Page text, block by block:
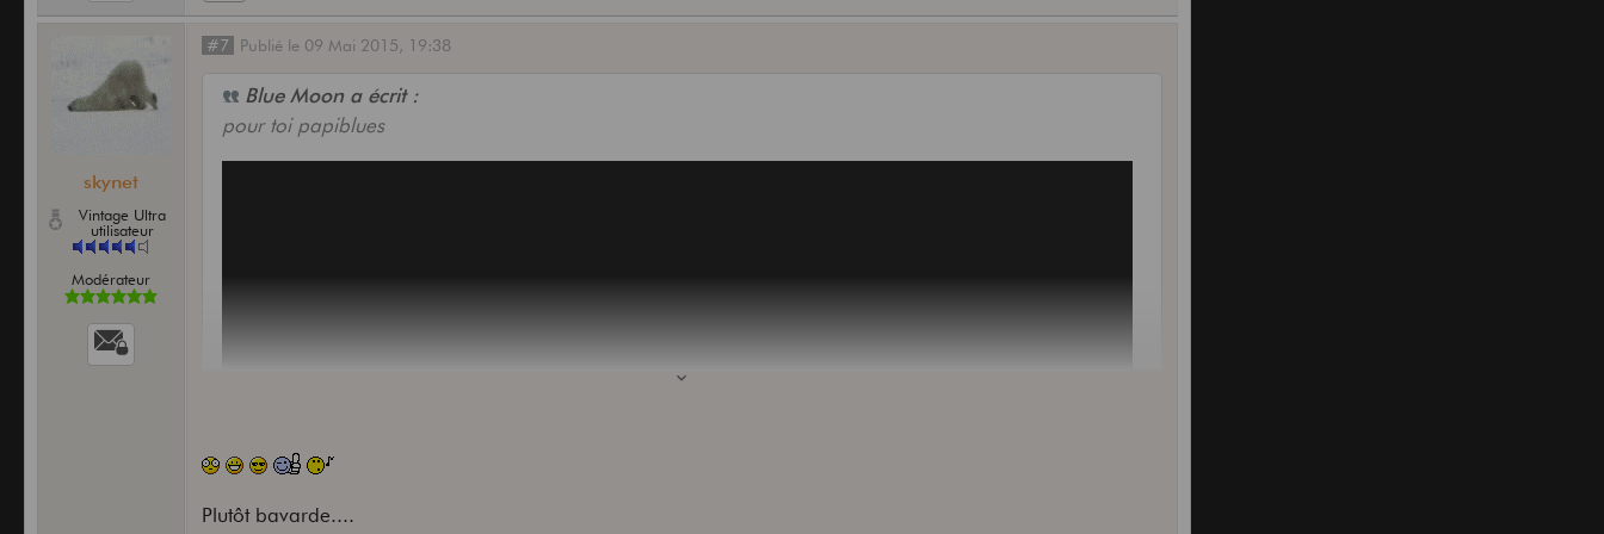
skynet
Vintage Ultra
utilisateur
Modérateur
#7 Publié le 09 Mai 2015, 19:38
Blue Moon a écrit :
pour toi papiblues
Plutôt bavarde....